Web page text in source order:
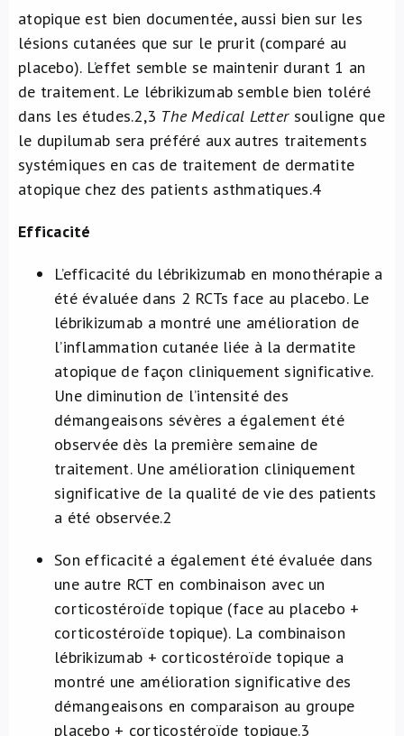
atopique est bien documentée, aussi bien sur les
lésions cutanées que sur le prurit (comparé au
placebo). L’effet semble se maintenir durant 1 an
de traitement. Le lébrikizumab semble bien toléré
dans les études.2,3 The Medical Lettersouligne que
le dupilumab sera préféré aux autres traitements
systémiques en cas de traitement de dermatite
atopique chez des patients asthmatiques.4
Efficacité
L’efficacité du lébrikizumab en monothérapie a
été évaluée dans 2 RCTs face au placebo. Le
lébrikizumab a montré une amélioration de
l’inflammation cutanée liée à la dermatite
atopique de façon cliniquement significative.
Une diminution de l’intensité des
démangeaisons sévères a également été
observée dès la première semaine de
traitement. Une amélioration cliniquement
significative de la qualité de vie des patients
a été observée.2
Son efficacité a également été évaluée dans
une autre RCT en combinaison avec un
corticostéroïde topique (face au placebo +
corticostéroïde topique). La combinaison
lébrikizumab + corticostéroïde topique a
montré une amélioration significative des
démangeaisons en comparaison au groupe
placebo + corticostéroïde topique.3